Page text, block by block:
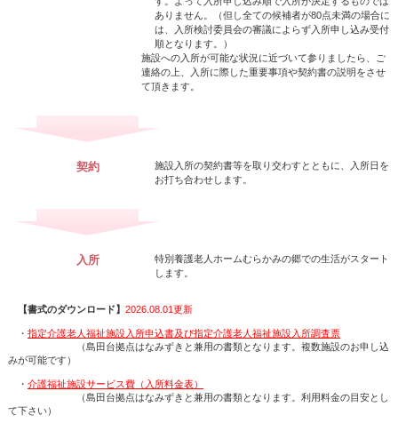
ありません。（但し全ての候補者が80点未満の場合に
は、入所検討委員会の審議によらず入所申し込み受付
順となります。）
施設への入所が可能な状況に近づいて参りましたら、ご
連絡の上、入所に際した重要事項や契約書の説明をさせ
て頂きます。
契約
施設入所の契約書等を取り交わすとともに、入所日を
お打ち合わせします。
入所
特別養護老人ホームむらかみの郷での生活がスタート
します。
【書式のダウンロード】 2026.08.01更新
・ 指定介護老人福祉施設入所申込書及び指定介護老人福祉施設入所調査票
（島田台拠点はなみずきと兼用の書類となります。複数施設のお申し込
みが可能です）
・ 介護福祉施設サービス費（入所料金表）
（島田台拠点はなみずきと兼用の書類となります。利用料金の目安とし
て下さい）